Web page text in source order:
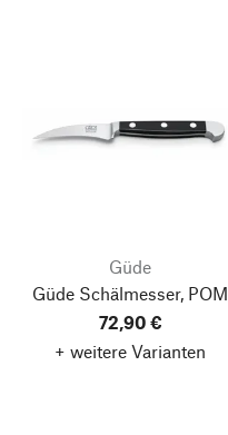
Güde
Güde Schälmesser, POM
72,90 €
+ weitere Varianten